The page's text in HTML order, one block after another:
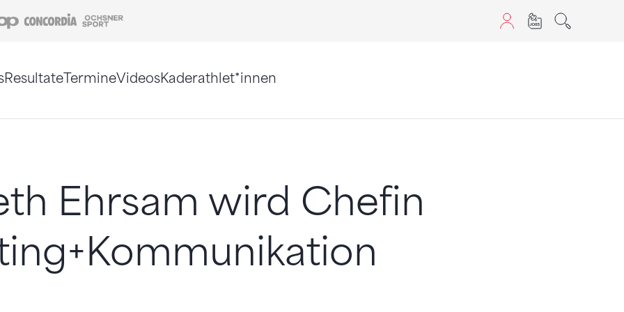
Coop Concordia
ResultateTermineVideosKaderathlet*innen
Ehrsam wird Chefin